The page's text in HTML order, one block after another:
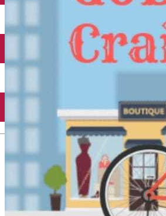
English
Închirieri auto
Încărcare vehicule electrice